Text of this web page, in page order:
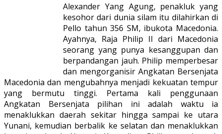
Alexander Yang Agung, penakluk yang
kesohor dari dunia silam itu dilahirkan di
Pello tahun 356 SM, ibukota Macedonia.
Ayahnya, Raja Philip II dari Macedonia
seorang yang punya kesanggupan dan
berpandangan jauh. Philip memperbesar
dan mengorganisir Angkatan Bersenjata
Macedonia dan mengubahnya menjadi kekuatan tempur
yang bermutu tinggi. Pertama kali penggunaan
Angkatan Bersenjata pilihan ini adalah waktu ia
menaklukkan daerah sekitar hingga sampai ke utara
Yunani, kemudian berbalik ke selatan dan menaklukkan